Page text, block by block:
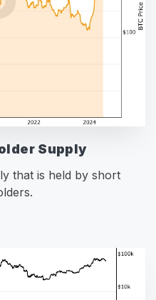
Supply
that is held by short